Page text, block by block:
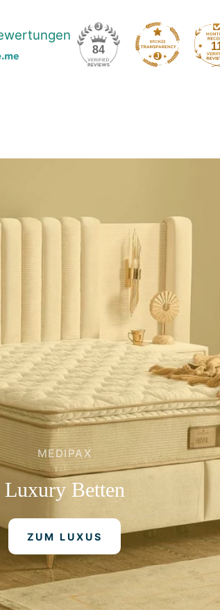
84
MEDIPAX
Luxury Betten
ZUM LUXUS